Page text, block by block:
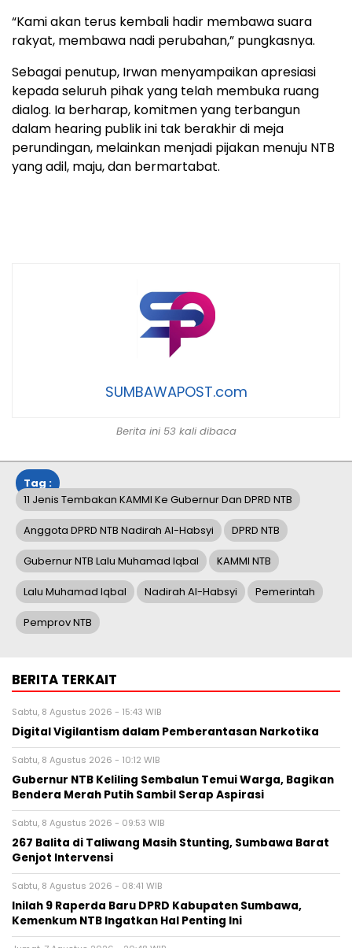
“Kami akan terus kembali hadir membawa suara
rakyat, membawa nadi perubahan,” pungkasnya.
Sebagai penutup, Irwan menyampaikan apresiasi
kepada seluruh pihak yang telah membuka ruang
dialog. Ia berharap, komitmen yang terbangun
dalam hearing publik ini tak berakhir di meja
perundingan, melainkan menjadi pijakan menuju NTB
yang adil, maju, dan bermartabat.
SUMBAWAPOST.com
Berita ini 53 kali dibaca
Tag :
11 Jenis Tembakan KAMMI Ke Gubernur Dan DPRD NTB
Anggota DPRD NTB Nadirah Al-Habsyi DPRD NTB
Gubernur NTB Lalu Muhamad Iqbal KAMMI NTB
Lalu Muhamad Iqbal Nadirah Al-Habsyi Pemerintah
Pemprov NTB
BERITA TERKAIT
Sabtu, 8 Agustus 2026 - 15:43 WIB
Digital Vigilantism dalam Pemberantasan Narkotika
Sabtu, 8 Agustus 2026 - 10:12 WIB
Gubernur NTB Keliling Sembalun Temui Warga, Bagikan
Bendera Merah Putih Sambil Serap Aspirasi
Sabtu, 8 Agustus 2026 - 09:53 WIB
267 Balita di Taliwang Masih Stunting, Sumbawa Barat
Genjot Intervensi
Sabtu, 8 Agustus 2026 - 08:41 WIB
Inilah 9 Raperda Baru DPRD Kabupaten Sumbawa,
Kemenkum NTB Ingatkan Hal Penting Ini